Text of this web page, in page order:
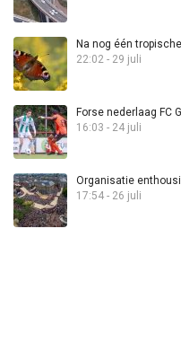
Na nog één
22:02 - 29 juli
Forse nederlaag FC
16:03 - 24 juli
Organisatie
17:54 - 26 juli